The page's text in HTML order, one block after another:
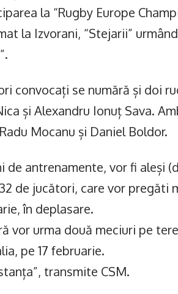
la “Rugby Europe
la Izvorani, “Stejarii”
convocați se numără și doi
și Alexandru Ionuț Sava.
Mocanu și Daniel Boldor.
de antrenamente, vor fi aleși
de jucători, care vor pregăti
în deplasare.
vor urma două meciuri pe
pe 17 februarie.
transmite CSM.